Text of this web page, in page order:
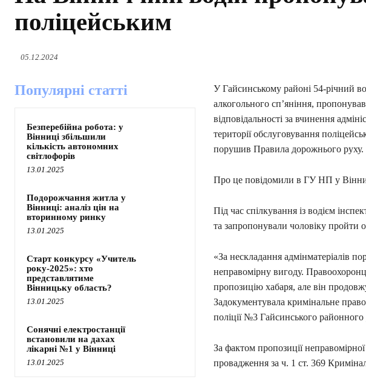
поліцейським
05.12.2024
Популярні статті
Безперебійна робота: у
Вінниці збільшили
кількість автономних
світлофорів
13.01.2025
Подорожчання житла у
Вінниці: аналіз цін на
вторинному ринку
13.01.2025
Старт конкурсу «Учитель
року-2025»: хто
представлятиме
Вінницьку область?
13.01.2025
Сонячні електростанції
встановили на дахах
лікарні №1 у Вінниці
13.01.2025
У Гайсинському районі 54-річний
алкогольного сп’яніння,
відповідальності за вчинення
території обслуговування
порушив Правила дорожнього руху.
Про це повідомили в ГУ НП у
Під час спілкування із водієм
та запропонували чоловіку пройти
«За нескладання адмінматеріалів
неправомірну вигоду.
пропозицію хабаря, але він
Задокументувала кримінальне
поліції №3 Гайсинського районного
За фактом пропозиції
провадження за ч. 1 ст. 369